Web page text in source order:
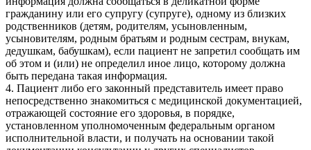
гражданину или его супругу (супруге), одному из близких
родственников (детям, родителям, усыновленным,
усыновителям, родным братьям и родным сестрам, внукам,
дедушкам, бабушкам), если пациент не запретил сообщать им
об этом и (или) не определил иное лицо, которому должна
быть передана такая информация.
4. Пациент либо его законный представитель имеет право
непосредственно знакомиться с медицинской документацией,
отражающей состояние его здоровья, в порядке,
установленном уполномоченным федеральным органом
исполнительной власти, и получать на основании такой